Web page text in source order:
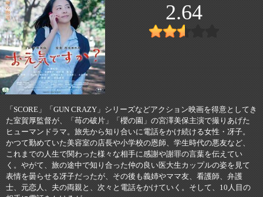
2.64
「SCORE」「GUN CRAZY」シリーズなどアクション映画を得意としてき
た室賀厚監督が、「苺の破片」「櫻の園」の宮澤美保主演で撮りあげた
ヒューマンドラマ。旅先から知り合いに電話をかけ続ける女性・冴子。
かつて勤めていた美容室の店長や小学校の恩師、学生時代の悪友など、
これまでの人生で関わった様々な相手に感謝や謝罪の言葉を伝えてい
く。やがて、旅の途中で知り合った仲の良い医大生カップルの姿を見て
表情を曇らせる冴子だったが、その後も義姉やママ友、看護師、弁護
士、元恋人、夫の両親と、次々と電話をかけていく。そして、10人目の